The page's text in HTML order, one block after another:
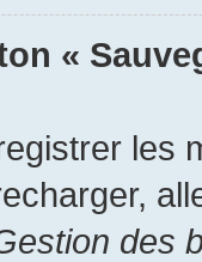
«
des